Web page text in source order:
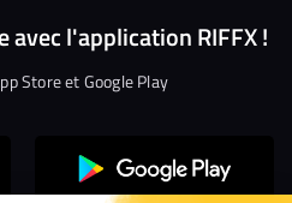
avec l'application RIFFX !
Store et Google Play